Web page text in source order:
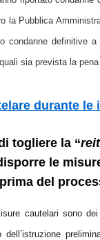
la Pubblica
condanne definitive
sia prevista la
durante le
togliere la “
le
del
cautelari sono
dell’istruzione